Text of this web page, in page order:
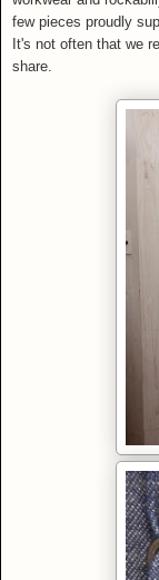
few pieces proudly
It's not often that we
share.